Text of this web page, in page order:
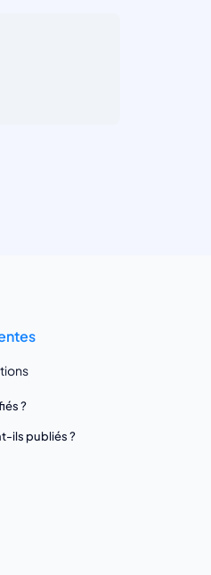
?
ils publiés ?